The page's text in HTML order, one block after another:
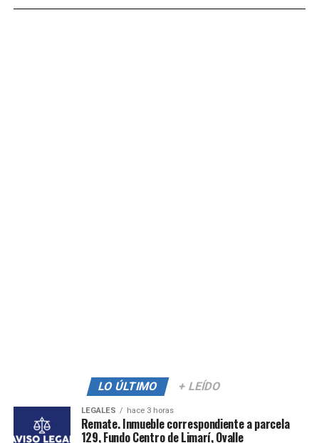
LO ÚLTIMO + LEÍDO
LEGALES hace 3 horas
Remate. Inmueble correspondiente a parcela
129, Fundo Centro de Limarí, Ovalle